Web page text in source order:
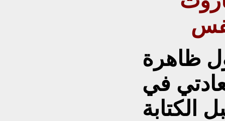
ظاهرة
في